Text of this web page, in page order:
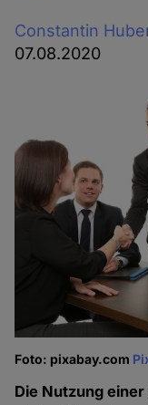
Constantin
07.08.2020
Foto: pixabay.com
Die Nutzung